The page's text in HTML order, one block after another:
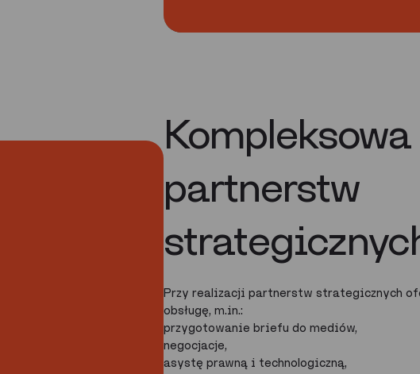
Kompleksowa
partnerstw
Przy realizacji partnerstw strategicznych
obsługę, m.in.:
przygotowanie briefu do mediów,
negocjacje,
asystę prawną i technologiczną,